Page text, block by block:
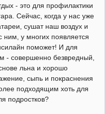
- это для профилактики
Сейчас, когда у нас уже
сушат наш воздух и
ним, у многих появляется
поможет! И для
- совершенно безвредный,
льна и хорошо
сыпь и покраснения
подходящим хоть для
подростков?